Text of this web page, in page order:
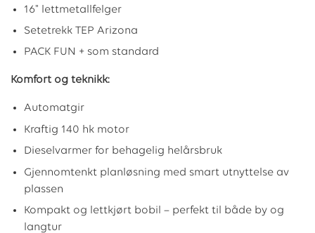
16" lettmetallfelger
Setetrekk TEP Arizona
PACK FUN + som standard
Komfort og teknikk:
Automatgir
Kraftig 140 hk motor
Dieselvarmer for behagelig helårsbruk
Gjennomtenkt planløsning med smart utnyttelse av
plassen
Kompakt og lettkjørt bobil – perfekt til både by og
langtur